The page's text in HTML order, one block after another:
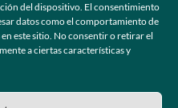
del dispositivo. El consentimiento
datos como el comportamiento de
este sitio. No consentir o retirar el
a ciertas características y
reservados